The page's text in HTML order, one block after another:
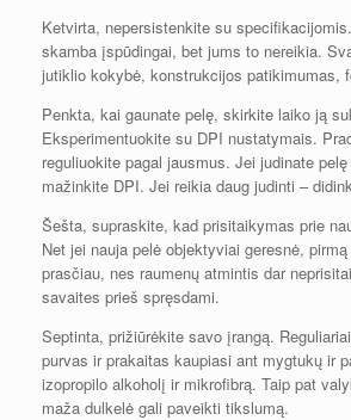
Ketvirta, nepersistenkite su
skamba įspūdingai, bet jums to nereikia.
jutiklio kokybė, konstrukcijos patikimumas,
Penkta, kai gaunate pelę, skirkite laiko ją
Eksperimentuokite su DPI nustatymais.
reguliuokite pagal jausmus. Jei judinate
mažinkite DPI. Jei reikia daug judinti –
Šešta, supraskite, kad prisitaikymas prie
Net jei nauja pelė objektyviai geresnė,
prasčiau, nes raumenų atmintis dar
savaites prieš spręsdami.
Septinta, prižiūrėkite savo įrangą.
purvas ir prakaitas kaupiasi ant mygtukų ir
izopropilo alkoholį ir mikrofibrą. Taip pat
maža dulkelė gali paveikti tikslumą.